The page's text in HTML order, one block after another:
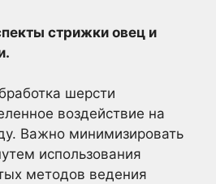
стрижки овец и
шерсти
воздействие на
Важно минимизировать
использования
методов ведения